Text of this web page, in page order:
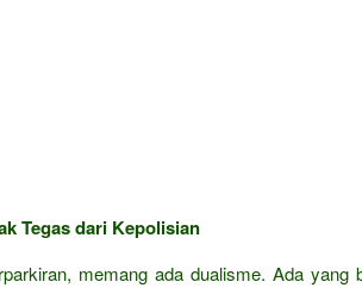
Tegas dari Kepolisian
memang ada dualisme. Ada yang